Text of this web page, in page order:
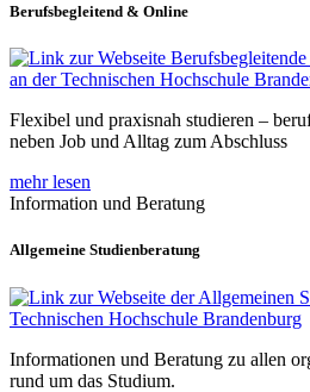
Berufsbegleitend & Online
Flexibel und praxisnah studieren –
neben Job und Alltag zum Abschluss
mehr lesen
Information und Beratung
Allgemeine Studienberatung
Informationen und Beratung zu allen
rund um das Studium.